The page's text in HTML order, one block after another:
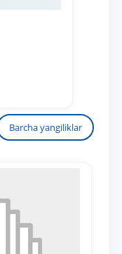
Barcha yangiliklar